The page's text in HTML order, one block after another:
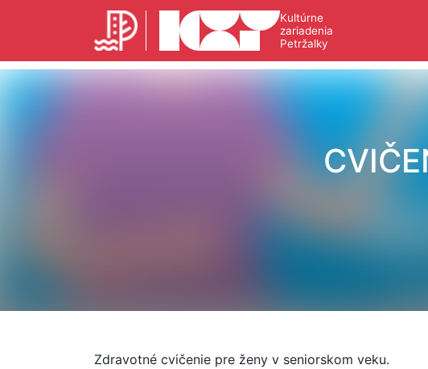
Kultúrne
zariadenia
Petržalky
Zdravotné cvičenie pre ženy v seniorskom veku.